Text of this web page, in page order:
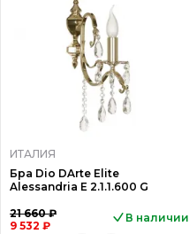
ИТАЛИЯ
Бра Dio DArte Elite
Alessandria E 2.1.1.600 G
21 660 ₽
9 532 ₽
В наличии